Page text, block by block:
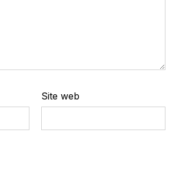
Site web